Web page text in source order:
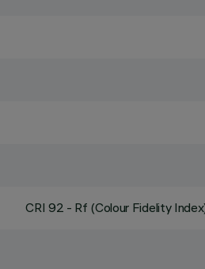
CRI 92 - Rf (Colour Fidelity